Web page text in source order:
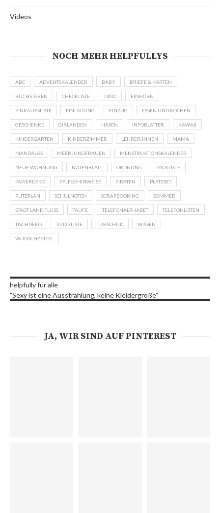
Videos
NOCH MEHR HELPFULLYS
ABC ADVENTSKALENDER BABY BRIEFE & KARTEN
BUCHSTABEN CHECKLISTE DINO EINHORN
EINKAUFSLISTE EINLADUNG EINZUG ESSEN UND KOCHEN
GESCHENKE GIRLANDEN HASEN INFOBLÄTTER KAWAII
KINDERGARTEN KINDERZIMMER LEHRER:INNEN MAMA
MANDALAS MEERJUNGFRAUEN MENSTRUATIONSKALENDER
NEUE WOHNUNG NOTENBLATT ORDNUNG PACKLISTE
PAPIERDEKO PFLEGEHINWEISE PIRATEN PLATZSET
PUTZPLAN SCHULNOTEN SCRAPBOOKING SOMMER
STADT LAND FLUSS TAUFE TELEFONALPHABET TELEFONLISTEN
TISCHDEKO TO DO LISTE TÜRSCHILD WISSEN
WUNSCHZETTEL
helpfully für alle
"Sexy ist eine Ausstrahlung, keine Kleidergröße"
JA, WIR SIND AUF PINTEREST